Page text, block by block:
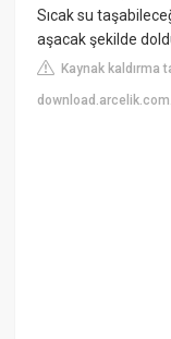
Sıcak su
aşacak şekilde
Kaynak kaldırma